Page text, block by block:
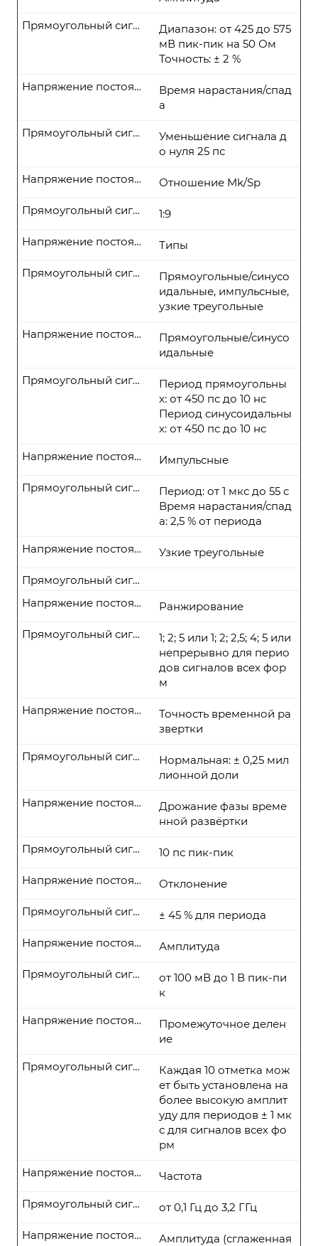
Диапазон: от 425 до 575
мВ пик-пик на 50 Ом
Точность: ± 2 %
Прямоугольный сигнал
Время нарастания/спад
а
Напряжение постоянного тока
Уменьшение сигнала д
о нуля 25 пс
Прямоугольный сигнал
Отношение Mk/Sp
Напряжение постоянного тока
1:9
Прямоугольный сигнал
Типы
Напряжение постоянного тока
Прямоугольные/синусо
идальные, импульсные,
узкие треугольные
Прямоугольный сигнал
Прямоугольные/синусо
идальные
Напряжение постоянного тока
Период прямоугольны
х: от 450 пс до 10 нс
Период синусоидальны
х: от 450 пс до 10 нс
Прямоугольный сигнал
Импульсные
Напряжение постоянного тока
Период: от 1 мкс до 55 с
Время нарастания/спад
а: 2,5 % от периода
Прямоугольный сигнал
Узкие треугольные
Напряжение постоянного тока
Прямоугольный сигнал
Ранжирование
Напряжение постоянного тока
1; 2; 5 или 1; 2; 2,5; 4; 5 или
непрерывно для перио
дов сигналов всех фор
м
Прямоугольный сигнал
Точность временной ра
звертки
Напряжение постоянного тока
Нормальная: ± 0,25 мил
лионной доли
Прямоугольный сигнал
Дрожание фазы време
нной развёртки
Напряжение постоянного тока
10 пс пик-пик
Прямоугольный сигнал
Отклонение
Напряжение постоянного тока
± 45 % для периода
Прямоугольный сигнал
Амплитуда
Напряжение постоянного тока
от 100 мВ до 1 В пик-пи
к
Прямоугольный сигнал
Промежуточное делен
ие
Напряжение постоянного тока
Каждая 10 отметка мож
ет быть установлена на
более высокую амплит
уду для периодов ± 1 мк
с для сигналов всех фо
рм
Прямоугольный сигнал
Частота
Напряжение постоянного тока
от 0,1 Гц до 3,2 ГГц
Прямоугольный сигнал
Амплитуда (сглаженная
Напряжение постоянного тока